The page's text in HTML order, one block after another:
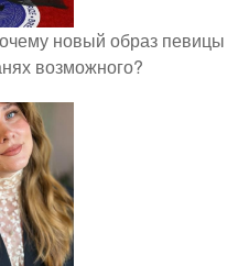
новый образ певицы
возможного?